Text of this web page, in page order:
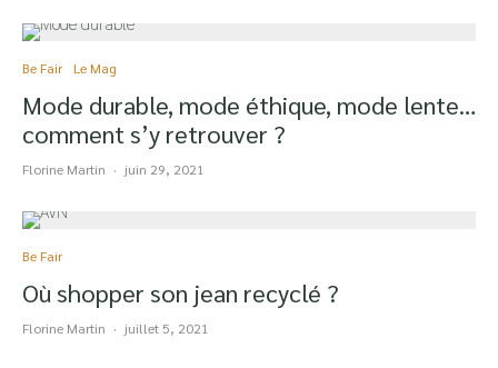
Be Fair Le Mag
Mode durable, mode éthique, mode lente…
comment s’y retrouver ?
Florine Martin · juin 29, 2021
Be Fair
Où shopper son jean recyclé ?
Florine Martin · juillet 5, 2021